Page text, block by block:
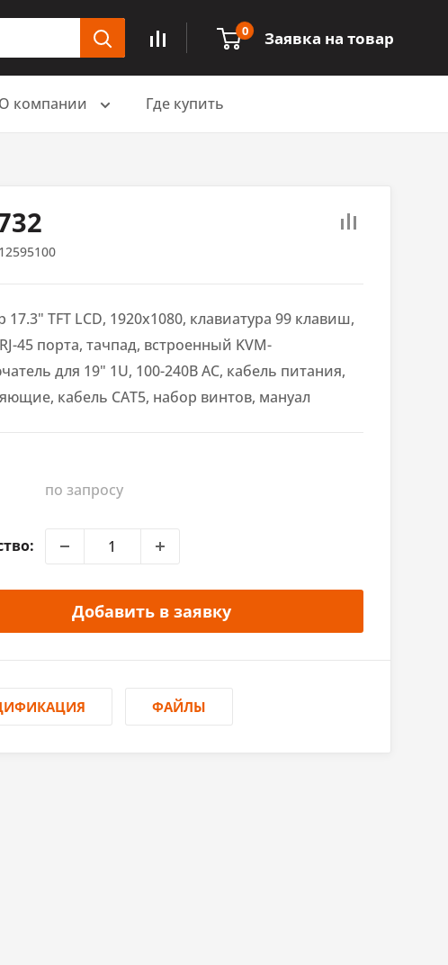
0 Заявка на товар
О компании Где купить
12595100
TFT LCD, 1920x1080, клавиатура 99 клавиш,
45 порта, тачпад, встроенный KVM-
для 19" 1U, 100-240В AC, кабель питания,
кабель CAT5, набор винтов, мануал
по запросу
Добавить в заявку
ФАЙЛЫ